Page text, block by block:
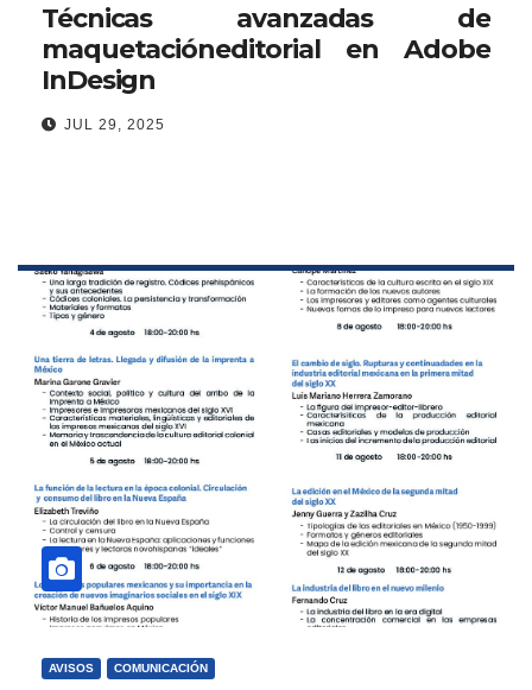
Técnicas avanzadas de
maquetacióneditorial en Adobe
InDesign
JUL 29, 2025
AVISOS COMUNICACIÓN